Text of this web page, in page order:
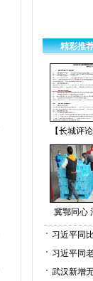
精彩推
【长城评
冀鄂同心
习近平同
习近平同
武汉新增